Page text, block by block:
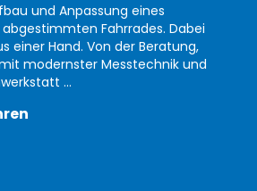
und Anpassung eines
Fahrrades. Dabei
einer Hand. Von der Beratung,
modernster Messtechnik und
...